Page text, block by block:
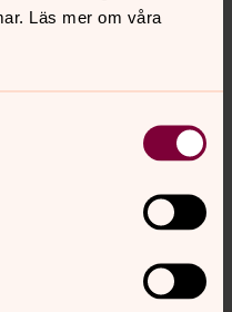
Läs mer om våra
sidans